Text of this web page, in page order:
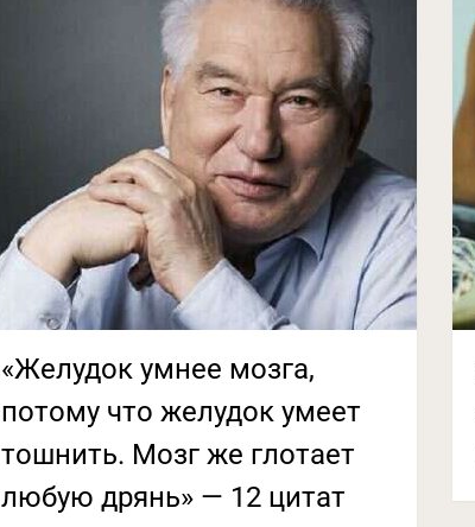
«Желудок умнее мозга,
потому что желудок умеет
тошнить. Мозг же глотает
любую дрянь» — 12 цитат